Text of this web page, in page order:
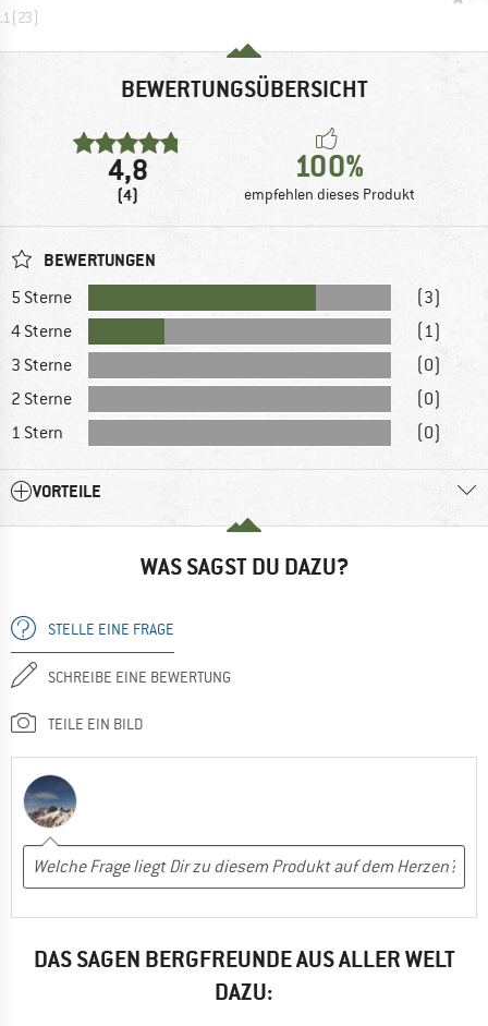
(23)
BEWERTUNGSÜBERSICHT
4,8
(4)
100%
empfehlen dieses Produkt
BEWERTUNGEN
5 Sterne
(3)
4 Sterne
(1)
3 Sterne
(0)
2 Sterne
(0)
1 Stern
(0)
VORTEILE
WAS SAGST DU DAZU?
STELLE EINE FRAGE
SCHREIBE EINE BEWERTUNG
TEILE EIN BILD
DAS SAGEN BERGFREUNDE AUS ALLER WELT
DAZU: